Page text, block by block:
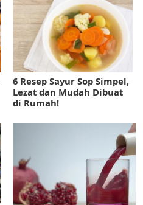
6 Resep Sayur Sop Simpel,
Lezat dan Mudah Dibuat
di Rumah!